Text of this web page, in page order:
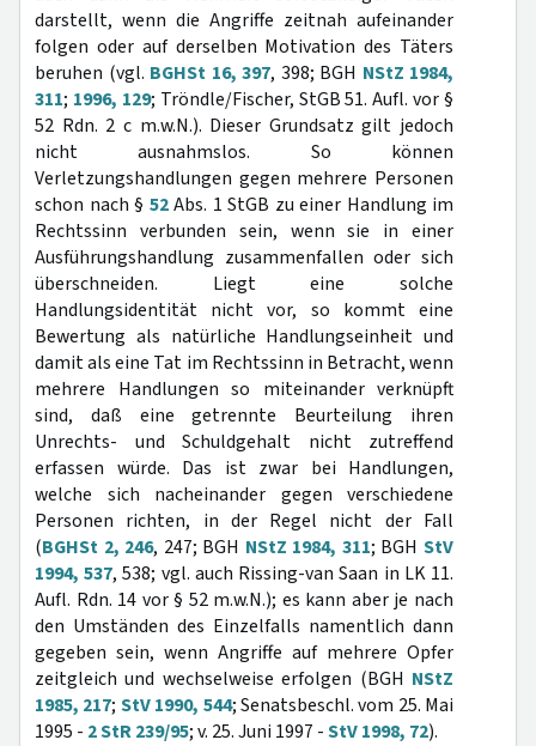
darstellt, wenn die Angriffe zeitnah aufeinander
folgen oder auf derselben Motivation des Täters
beruhen (vgl. BGHSt 16, 397, 398; BGH NStZ 1984,
311; 1996, 129; Tröndle/Fischer, StGB 51. Aufl. vor §
52 Rdn. 2 c m.w.N.). Dieser Grundsatz gilt jedoch
nicht ausnahmslos. So können
Verletzungshandlungen gegen mehrere Personen
schon nach § 52Abs. 1 StGB zu einer Handlung im
Rechtssinn verbunden sein, wenn sie in einer
Ausführungshandlung zusammenfallen oder sich
überschneiden. Liegt eine solche
Handlungsidentität nicht vor, so kommt eine
Bewertung als natürliche Handlungseinheit und
damit als eine Tat im Rechtssinn in Betracht, wenn
mehrere Handlungen so miteinander verknüpft
sind, daß eine getrennte Beurteilung ihren
Unrechts- und Schuldgehalt nicht zutreffend
erfassen würde. Das ist zwar bei Handlungen,
welche sich nacheinander gegen verschiedene
Personen richten, in der Regel nicht der Fall
(BGHSt 2, 246, 247; BGH NStZ 1984, 311; BGHStV
1994, 537, 538; vgl. auch Rissing-van Saan in LK 11.
Aufl. Rdn. 14 vor § 52 m.w.N.); es kann aber je nach
den Umständen des Einzelfalls namentlich dann
gegeben sein, wenn Angriffe auf mehrere Opfer
zeitgleich und wechselweise erfolgen (BGH NStZ
1985, 217; StV 1990, 544; Senatsbeschl. vom 25. Mai
1995 - 2 StR 239/95; v. 25. Juni 1997 -StV 1998, 72).